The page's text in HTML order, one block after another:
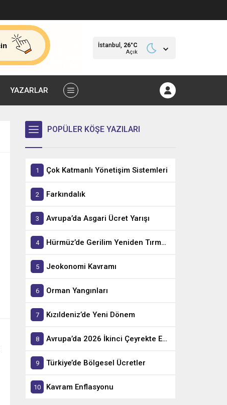
İstanbul, 26°C
Açık
YAZARLAR
POPÜLER KÖŞE YAZILARI
Çok Katmanlı Yönetişim Sistemleri
Farkındalık
Avrupa’da Asgari Ücret Yarışı
Hürmüz’de Gerilim Yeniden Tırmandı
Jeokonomi Kavramı
Orman Yangınları
Kızıldeniz’de Yeni Dönem
Avrupa’da 2026 İkinci Çeyrekte En Hızlı Büyüyen Ekonomiler
Türkiye’de Bölgesel Ücretler
Kavram Enflasyonu